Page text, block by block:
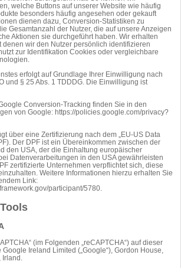
welche Buttons auf unserer Website wie häufig
besonders häufig angesehen oder gekauft
dienen dazu, Conversion-Statistiken zu
Gesamtanzahl der Nutzer, die auf unsere Anzeigen
Aktionen sie durchgeführt haben. Wir erhalten
denen wir den Nutzer persönlich identifizieren
zur Identifikation Cookies oder vergleichbare
erfolgt auf Grundlage Ihrer Einwilligung nach
und § 25 Abs. 1 TDDDG. Die Einwilligung ist
Conversion-Tracking finden Sie in den
von Google: https://policies.google.com/privacy?
über eine Zertifizierung nach dem „EU-US Data
Der DPF ist ein Übereinkommen zwischen der
den USA, der die Einhaltung europäischer
Datenverarbeitungen in den USA gewährleisten
zertifizierte Unternehmen verpflichtet sich, diese
Weitere Informationen hierzu erhalten Sie
Link:
participant/5780
(im Folgenden „reCAPTCHA“) auf dieser
Ireland Limited („Google“), Gordon House,
Irland.